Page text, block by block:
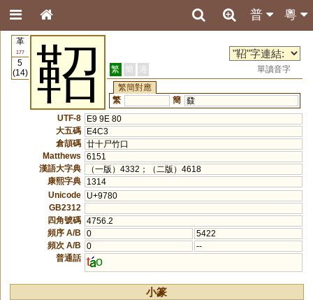
粵
普
革
177
5
(14)
鞀 繁 簡 港
單讀音字
繁簡對應
繁
簡 鼗
UTF-8
E9 9E 80
大五碼
E4C3
倉頡碼 廿十尸竹口
Matthews
6151
漢語大字典
（一版）4332；（二版）4618
康熙字典
1314
Unicode
U+9780
GB2312
四角號碼 4756.2
頻序 A/B
0
5422
頻次 A/B
0
--
普通話 t o
小篆